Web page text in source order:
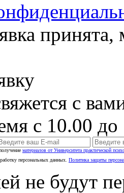
с
с 10.00
материалов от Университета практической
персональных данных. Политика защиты
не будут